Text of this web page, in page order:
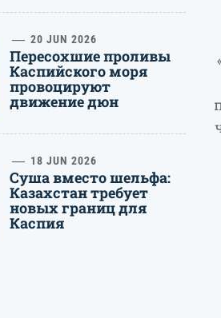
20 JUN 2026
Пересохшие проливы
Каспийского моря
провоцируют
движение дюн
18 JUN 2026
Суша вместо шельфа:
Казахстан требует
новых границ для
Каспия